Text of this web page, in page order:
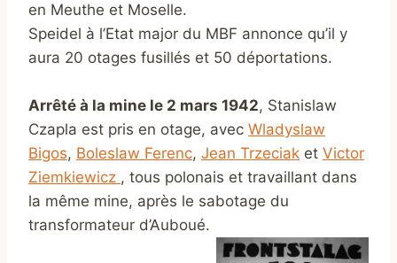
en Meuthe et Moselle.
Speidel à l’Etat major du MBF annonce qu’il y
aura 20 otages fusillés et 50 déportations.
Arrêté à la mine le 2 mars 1942, Stanislaw
Czapla est pris en otage, avec Wladyslaw
Bigos, Boleslaw Ferenc, Jean Trzeciak et Victor
Ziemkiewicz , tous polonais et travaillant dans
la même mine, après le sabotage du
transformateur d’Auboué.